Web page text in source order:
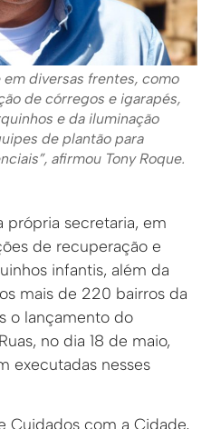
em diversas frentes, como
de córregos e igarapés,
e da iluminação
de plantão para
afirmou Tony Roque.
secretaria, em
de recuperação e
infantis, além da
mais de 220 bairros da
o lançamento do
no dia 18 de maio,
executadas nesses
Cuidados com a Cidade,